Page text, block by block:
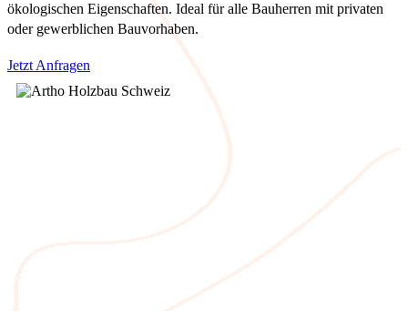
ökologischen Eigenschaften. Ideal für alle Bauherren mit privaten
oder gewerblichen Bauvorhaben.
Jetzt Anfragen